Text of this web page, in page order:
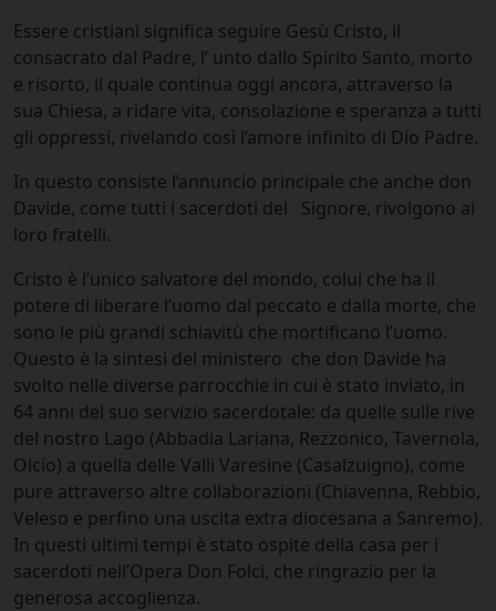
Essere cristiani significa seguire Gesù Cristo, il
consacrato dal Padre, l’ unto dallo Spirito Santo, morto
e risorto, il quale continua oggi ancora, attraverso la
sua Chiesa, a ridare vita, consolazione e speranza a tutti
gli oppressi, rivelando così l’amore infinito di Dio Padre.
In questo consiste l’annuncio principale che anche don
Davide, come tutti i sacerdoti del Signore, rivolgono ai
loro fratelli.
Cristo è l’unico salvatore del mondo, colui che ha il
potere di liberare l’uomo dal peccato e dalla morte, che
sono le più grandi schiavitù che mortificano l’uomo.
Questo è la sintesi del ministero che don Davide ha
svolto nelle diverse parrocchie in cui è stato inviato, in
64 anni del suo servizio sacerdotale: da quelle sulle rive
del nostro Lago (Abbadia Lariana, Rezzonico, Tavernola,
Olcio) a quella delle Valli Varesine (Casalzuigno), come
pure attraverso altre collaborazioni (Chiavenna, Rebbio,
Veleso e perfino una uscita extra diocesana a Sanremo).
In questi ultimi tempi è stato ospite della casa per i
sacerdoti nell’Opera Don Folci, che ringrazio per la
generosa accoglienza.